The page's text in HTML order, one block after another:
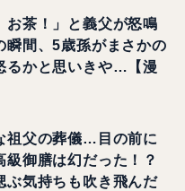
お茶！」と義父が怒鳴
瞬間、5歳孫がまさかの
るかと思いきや…【漫
祖父の葬儀…目の前に
級御膳は幻だった！？
ぶ気持ちも吹き飛んだ